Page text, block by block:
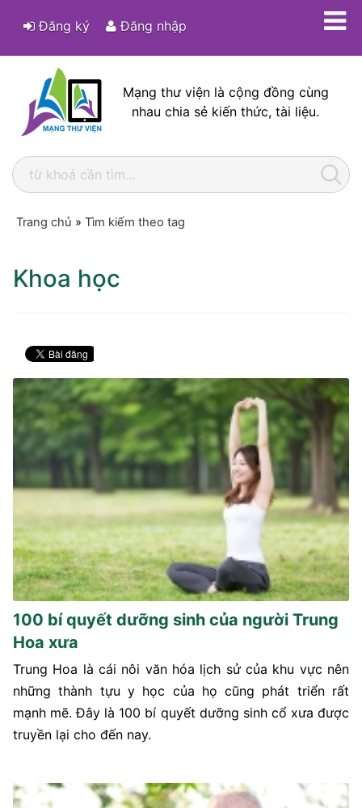
Đăng ký Đăng nhập
Mạng thư viện là cộng đồng cùng
nhau chia sẻ kiến thức, tài liệu.
Trang chủ » Tìm kiếm theo tag
Khoa học
100 bí quyết dưỡng sinh của người Trung
Hoa xưa
Trung Hoa là cái nôi văn hóa lịch sử của khu vực nên
những thành tựu y học của họ cũng phát triển rất
mạnh mẽ. Đây là 100 bí quyết dưỡng sinh cổ xưa được
truyền lại cho đến nay.